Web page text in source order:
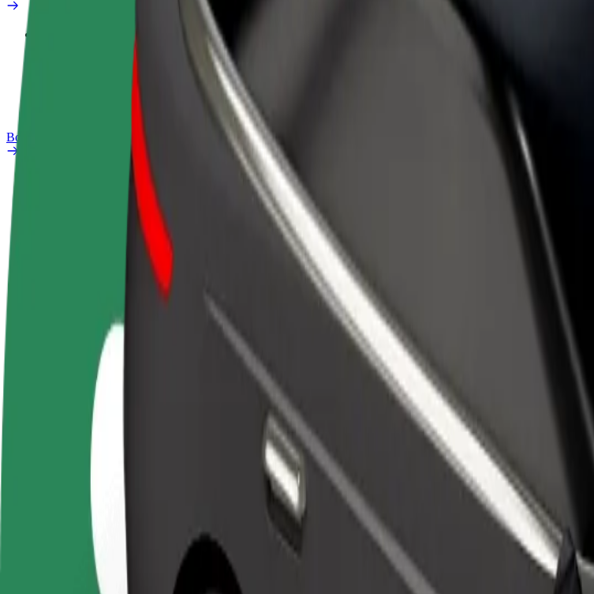
Drošības laboratorija
Bolt Plus
Gūsti ieņēmumus, kā
Kļūsti par kurjeru
Piegādā ēdienu un saņem izmaksu
Pievieno restorānu vai veikalu
Sasniedz vairāk klientu un paaugstini
ieņēmumus
Kā nokļūt no: DoubleTree by Hilton Hotel uz: Letisko Košice
Tev no: DoubleTree by Hilton Hotel jānokļūst uz: Letisko Košice? Uzzini, kuri pakalpojumi pieejami Tavā pilsētā un
Lejupielādēt lietotni
DoubleTree by Hilton Hotel
Ērtība un komforts ir tikai dažu pieskārienu attālumā!
Uzticami braucieni ikdienas vidēja izmēra auto